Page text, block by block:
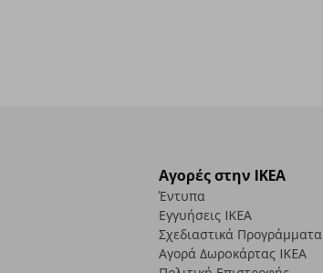
Αγορές στην IKEA
Έντυπα
Εγγυήσεις IKEA
Σχεδιαστικά Προγράμματα
Αγορά Δωρoκάρτας IKEA